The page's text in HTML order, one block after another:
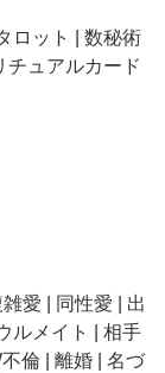
ロット | 数秘術
チュアルカード
愛 | 同性愛 | 出
ルメイト | 相手
倫 | 離婚 | 名づ